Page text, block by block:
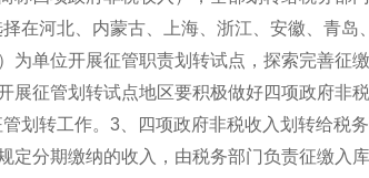
在河北、内蒙古、上海、浙江、安徽、青岛
为单位开展征管职责划转试点，探索完善征
展征管划转试点地区要积极做好四项政府非
划转工作。3、四项政府非税收入划转给税
定分期缴纳的收入，由税务部门负责征缴入